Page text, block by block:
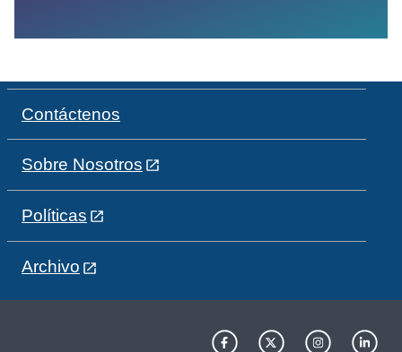
Contáctenos
Sobre Nosotros
Políticas
Archivo